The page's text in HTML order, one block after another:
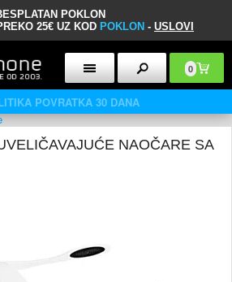
POKLON
25€ UZ KOD POKLON - USLOVI
0
POVRATKA 30 DANA
NAOČARE SA